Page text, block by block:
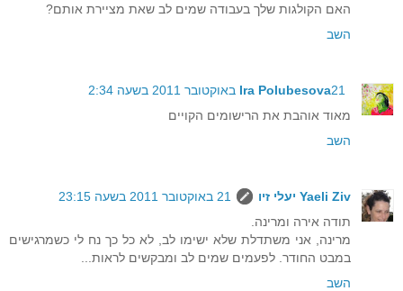
האם הקולגות שלך בעבודה שמים לב שאת מציירת אותם?
השב
Ira Polubesova21 באוקטובר 2011 בשעה 2:34
מאוד אוהבת את הרישומים הקויים
השב
Yaeli Ziv יעלי זיו
21 באוקטובר 2011 בשעה 23:15
תודה אירה ומרינה.
מרינה, אני משתדלת שלא ישימו לב, לא כל כך נח לי כשמרגישים
במבט החודר. לפעמים שמים לב ומבקשים לראות...
השב